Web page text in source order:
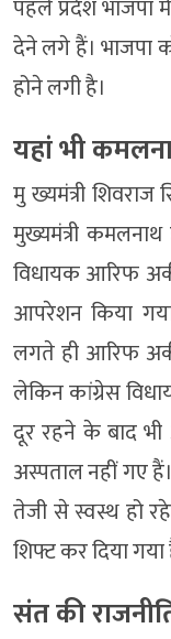
पहले प्रदेश भाजपा
देने लगे हैं। भाजपा
होने लगी है।
यहां भी
मु ख्यमंत्री
मुख्यमंत्री
विधायक आरिफ
आपरेशन किया
लगते ही आरिफ
लेकिन कांग्रेस
दूर रहने के बाद
अस्पताल नहीं गए
तेजी से स्वस्थ हो
शिफ्ट कर दिया गया
संत की